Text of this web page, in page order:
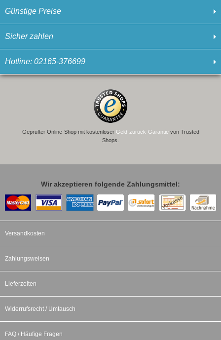
Günstige Preise
Sicher zahlen
Hotline: 02165-376699
Geprüfter Online-Shop mit kostenloser Geld-zurück-Garantievon Trusted
Shops.
Wir akzeptieren folgende Zahlungsmittel:
Versandkosten
Zahlungsweisen
Lieferzeiten
Widerrufsrecht / Umtausch
FAQ / Häufige Fragen